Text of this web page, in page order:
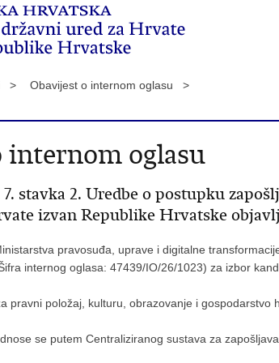
> Obavijest o internom oglasu >
internom oglasu
stavka 2. Uredbe o postupku
izvan Republike Hrvatske
pravosuđa, uprave i digitalne
internog oglasa: 47439/IO/26/1023) za izbor
pravni položaj, kulturu, obrazovanje i
se putem Centraliziranog sustava za